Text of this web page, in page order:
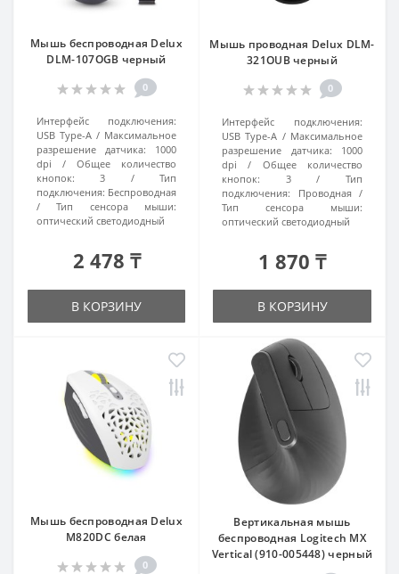
Мышь беспроводная Delux
DLM-107OGB черный
0
Интерфейс подключения:
USB Type-A
Максимальное
разрешение датчика:
1000
dpi
Общее количество
кнопок:
3
Тип
подключения: Беспроводная
Тип сенсора мыши:
оптический светодиодный
2 478 ₸
В КОРЗИНУ
Мышь проводная Delux DLM-
321OUB черный
0
Интерфейс подключения:
USB Type-A
Максимальное
разрешение датчика:
1000
dpi
Общее количество
кнопок:
3
Тип
подключения:
Проводная
Тип сенсора мыши:
оптический светодиодный
1 870 ₸
В КОРЗИНУ
Мышь беспроводная Delux
M820DC белая
0
Вертикальная мышь
беспроводная Logitech MX
Vertical (910-005448) черный